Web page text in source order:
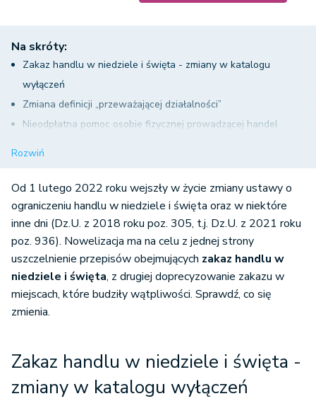
Na skróty:
Zakaz handlu w niedziele i święta - zmiany w katalogu
wyłączeń
Zmiana definicji „przeważającej działalności”
Nieodpłatna pomoc osobie fizycznej prowadzącej handel
karnych
Niedziele handlowe bez zmian po nowelizacji
Rozwiń
Od 1 lutego 2022 roku wejszły w życie zmiany ustawy o
ograniczeniu handlu w niedziele i święta oraz w niektóre
inne dni (Dz.U. z 2018 roku poz. 305, t.j. Dz.U. z 2021 roku
poz. 936). Nowelizacja ma na celu z jednej strony
uszczelnienie przepisów obejmujących zakaz handlu w
niedziele i święta, z drugiej doprecyzowanie zakazu w
miejscach, które budziły wątpliwości. Sprawdź, co się
zmienia.
Zakaz handlu w niedziele i święta -
zmiany w katalogu wyłączeń